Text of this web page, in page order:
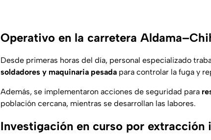
Operativo en la carretera
Desde primeras horas del día, personal especializado
soldadores y maquinaria pesada para controlar la fuga y
Además, se implementaron acciones de seguridad para
población cercana, mientras se desarrollan las labores.
Investigación en curso por extracción